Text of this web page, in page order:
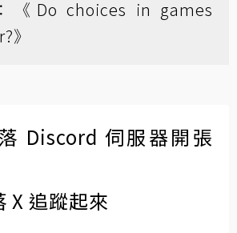
Do choices in games
》
Discord 伺服器開張
X 追蹤起來